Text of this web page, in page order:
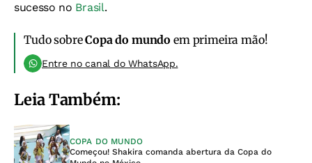
sucesso no Brasil.
Tudo sobreCopa do mundo em primeira mão!
Entre no canal do WhatsApp.
Leia Também:
COPA DO MUNDO
Começou! Shakira comanda abertura da Copa do